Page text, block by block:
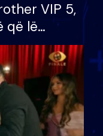
VIP 5,
që lë
për